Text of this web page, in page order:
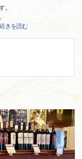
。
きを読む